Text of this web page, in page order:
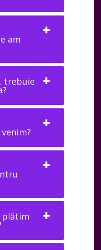
am
trebuie
plătim